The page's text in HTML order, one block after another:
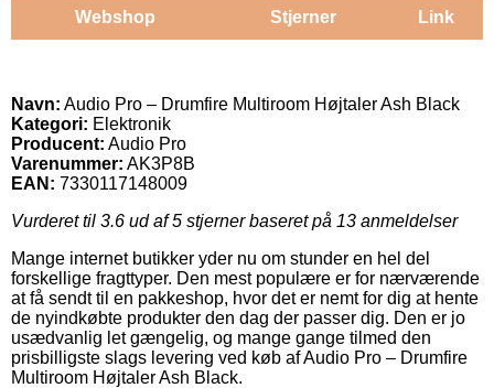
Webshop Stjerner Link
Navn: Audio Pro – Drumfire Multiroom Højtaler Ash Black
Kategori: Elektronik
Producent: Audio Pro
Varenummer: AK3P8B
EAN: 7330117148009
Vurderet til 3.6 ud af 5 stjerner baseret på 13 anmeldelser
Mange internet butikker yder nu om stunder en hel del
forskellige fragttyper. Den mest populære er for nærværende
at få sendt til en pakkeshop, hvor det er nemt for dig at hente
de nyindkøbte produkter den dag der passer dig. Den er jo
usædvanlig let gængelig, og mange gange tilmed den
prisbilligste slags levering ved køb af Audio Pro – Drumfire
Multiroom Højtaler Ash Black.